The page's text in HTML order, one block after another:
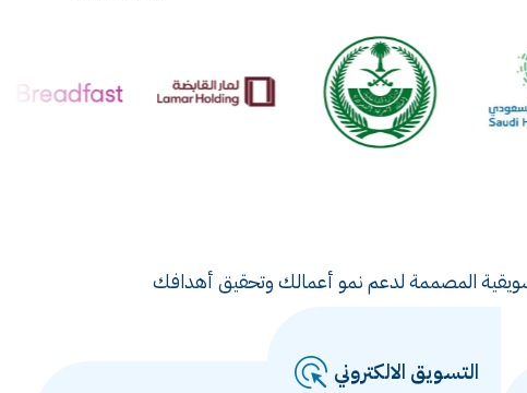
المصممة لدعم نمو أعمالك وتحقيق أهدافك
التسويق الالكتروني